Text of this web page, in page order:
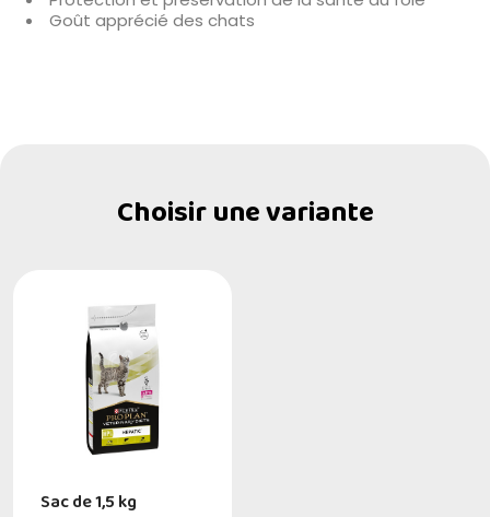
Goût apprécié des chats
Choisir une variante
Sac de 1,5 kg